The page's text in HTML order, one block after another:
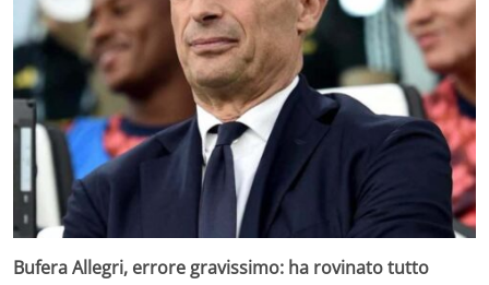
Bufera Allegri, errore gravissimo: ha rovinato tutto